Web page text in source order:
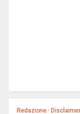
Redazione ·Disclaimer